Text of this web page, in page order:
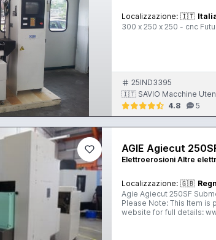
Localizzazione: 🇮🇹
300 x 250 x 250 - cnc
25IND3395
🇮🇹 SAVIO Macchine
4.8
5
AGIE Agiecut
Elettroerosioni Altre
Localizzazione: 🇬🇧
Agie Agiecut 250SF
Please Note: This Item is part of
website for full details: